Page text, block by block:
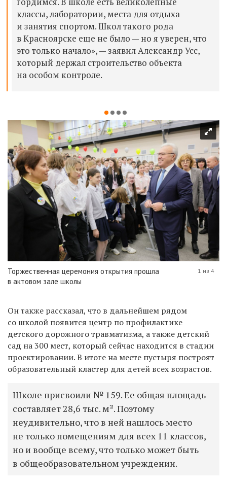
классы, лаборатории, места для отдыха
и занятия спортом. Школ такого рода
в Красноярске еще не было — но я уверен, что
это только начало», — заявил Александр Усс,
который держал строительство объекта
на особом контроле.
Торжественная церемония открытия прошла
в актовом зале школы
1 из 4
Он также рассказал, что в дальнейшем рядом
со школой появится центр по профилактике
детского дорожного травматизма, а также детский
сад на 300 мест, который сейчас находится в стадии
проектировании. В итоге на месте пустыря построят
образовательный кластер для детей всех возрастов.
Школе присвоили № 159. Ее общая площадь
составляет 28,6 тыс. м². Поэтому
неудивительно, что в ней нашлось место
не только помещениям для всех 11 классов,
но и вообще всему, что только может быть
в общеобразовательном учреждении.